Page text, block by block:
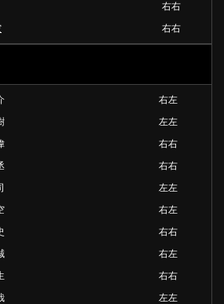
右右
右右
右左
左左
右右
右右
左左
右左
右右
右左
右右
左左